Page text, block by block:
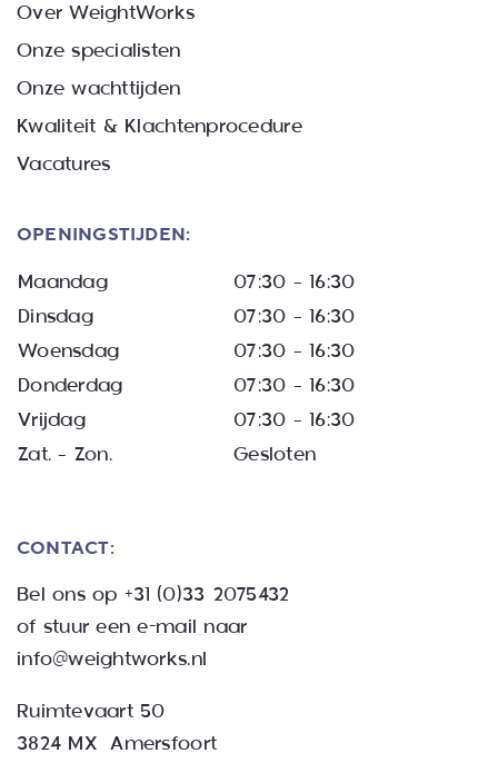
Over WeightWorks
Onze specialisten
Onze wachttijden
Kwaliteit & Klachtenprocedure
Vacatures
OPENINGSTIJDEN:
Maandag
07:30 – 16:30
Dinsdag
07:30 – 16:30
Woensdag
07:30 – 16:30
Donderdag
07:30 – 16:30
Vrijdag
07:30 – 16:30
Zat. – Zon.
Gesloten
CONTACT:
Bel ons op +31 (0)33 2075432
of stuur een e-mail naar
info@weightworks.nl
Ruimtevaart 50
3824 MX Amersfoort